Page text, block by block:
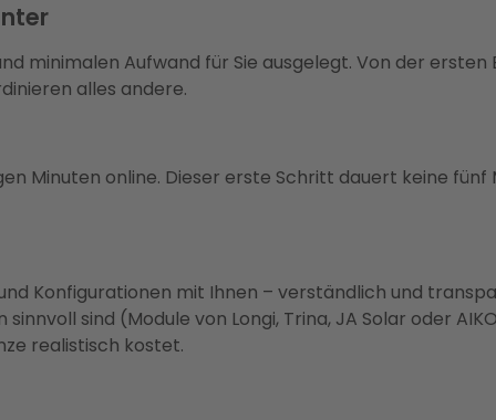
minimalen Aufwand für Sie ausgelegt. Von der
alles andere.
Minuten online. Dieser erste Schritt dauert keine
Konfigurationen mit Ihnen – verständlich und
sind (Module von Longi, Trina, JA Solar oder
realistisch kostet.